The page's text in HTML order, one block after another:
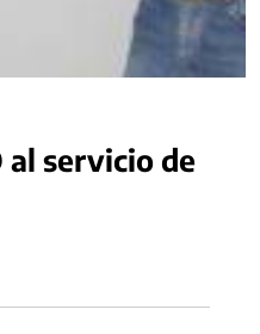
al servicio de